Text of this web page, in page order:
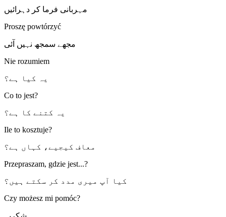
مہربانی فرما کر دہرائیں
Proszę powtórzyć
مجھے سمجھ نہیں آئی
Nie rozumiem
یہ کیا ہے؟
Co to jest?
یہ کتنے کا ہے؟
Ile to kosztuje?
معاف کیجیے، کہاں ہے؟
Przepraszam, gdzie jest...?
کیا آپ میری مدد کر سکتے ہیں؟
Czy możesz mi pomóc?